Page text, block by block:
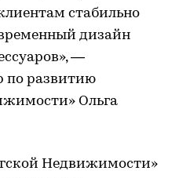
стабильно
дизайн
—
по развитию
Ольга
Недвижимости»